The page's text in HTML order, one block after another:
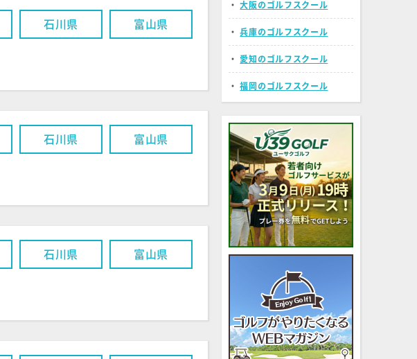
石川県 富山県
石川県 富山県
石川県 富山県
・大阪のゴルフスクール
・兵庫のゴルフスクール
・愛知のゴルフスクール
・福岡のゴルフスクール